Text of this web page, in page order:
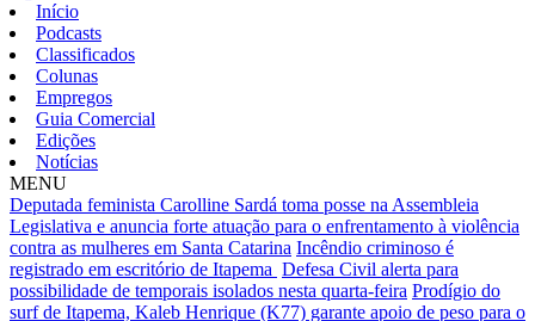
Início
Podcasts
Classificados
Colunas
Empregos
Guia Comercial
Edições
Notícias
MENU
Deputada feminista Carolline Sardá toma posse na Assembleia
Legislativa e anuncia forte atuação para o enfrentamento à violência
contra as mulheres em Santa Catarina Incêndio criminoso é
registrado em escritório de Itapema Defesa Civil alerta para
possibilidade de temporais isolados nesta quarta-feira Prodígio do
surf de Itapema, Kaleb Henrique (K77) garante apoio de peso para o